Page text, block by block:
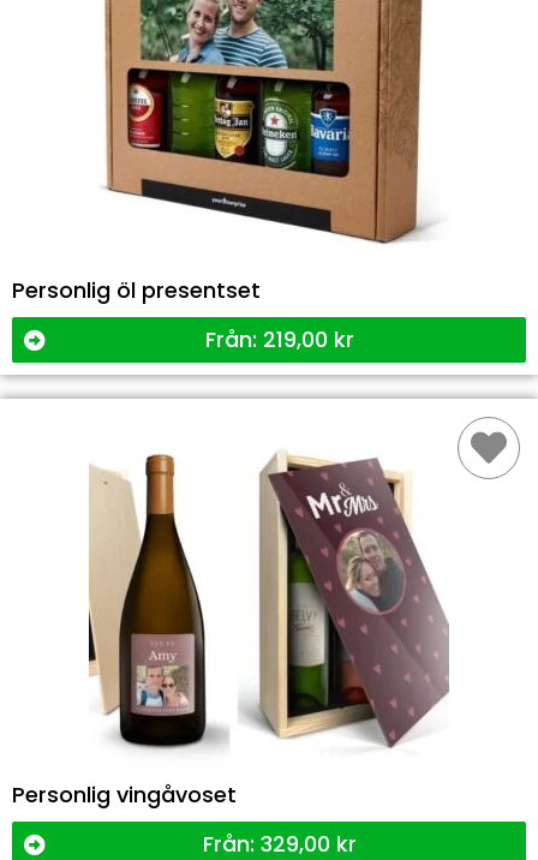
Personlig öl presentset
Från: 219,00 kr
Personlig vingåvoset
Från: 329,00 kr